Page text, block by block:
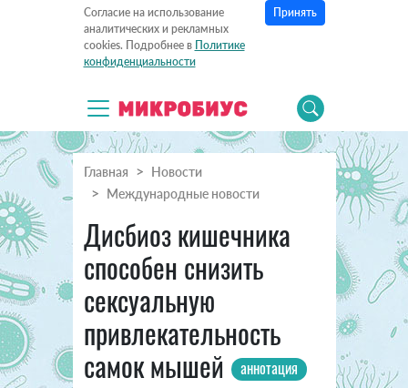
Согласие на использование
аналитических и рекламных
cookies. Подробнее в Политике
конфиденциальности
Принять
Главная
Новости
Международные новости
Дисбиоз кишечника
способен снизить
сексуальную
привлекательность
самок мышей
аннотация